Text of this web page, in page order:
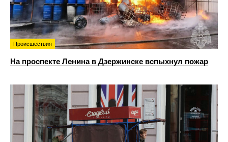
Происшествия
На проспекте Ленина в Дзержинске вспыхнул пожар